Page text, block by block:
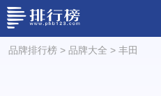
品牌排行榜> 品牌大全 > 丰田